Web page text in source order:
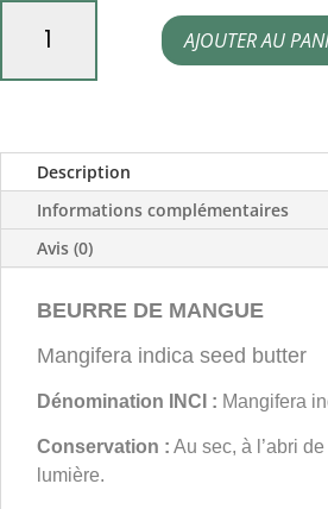
Beurre
AJOUTER AU
Description
Informations complémentaires
Avis (0)
BEURRE DE MANGUE
Mangifera indica seed butter
Dénomination INCI : Mangifera
Conservation : Au sec, à l’abri
lumière.